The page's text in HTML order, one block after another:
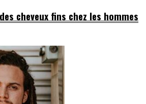
cheveux fins chez les hommes